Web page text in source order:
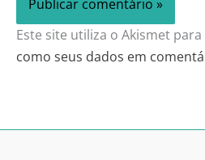
Este site utiliza o Akismet
como seus dados em